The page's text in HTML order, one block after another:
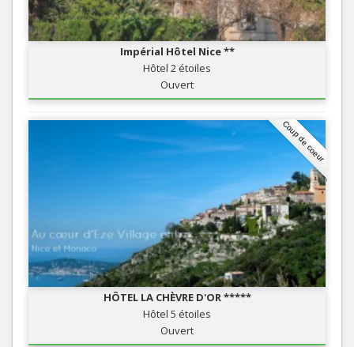
Impérial Hôtel Nice **
Hôtel 2 étoiles
Ouvert
Coup de coeur
HÔTEL LA CHÈVRE D'OR *****
Hôtel 5 étoiles
Ouvert